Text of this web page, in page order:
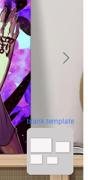
blank template